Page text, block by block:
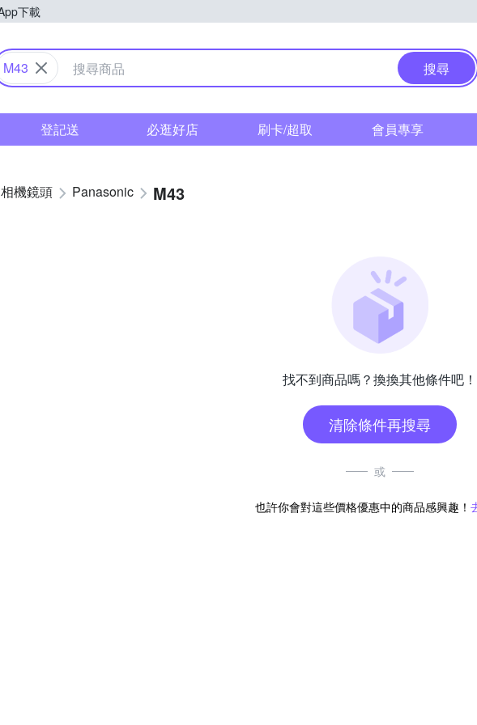
下載
購物中心
M43 搜尋
登記送 必逛好店 刷卡/超取 會員專享
相機鏡頭 Panasonic M43
找不到商品嗎？換換其他條件吧！
清除條件再搜尋
或
也許你會對這些價格優惠中的商品感興趣！